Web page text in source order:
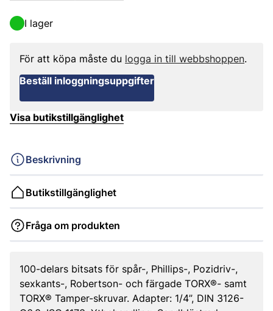
I lager
För att köpa måste du logga in till webbshoppen.
Beställ inloggningsuppgifter
Visa butikstillgänglighet
Beskrivning
Butikstillgänglighet
Fråga om produkten
100-delars bitsats för spår-, Phillips-, Pozidriv-,
sexkants-, Robertson- och färgade TORX®- samt
TORX® Tamper-skruvar. Adapter: 1/4”, DIN 3126-